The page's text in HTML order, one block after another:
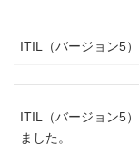
ITIL（バージョン5
ITIL（バージョン5
ました。